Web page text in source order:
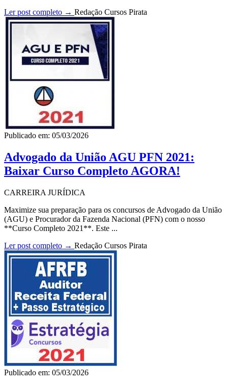
Ler post completo → Redação Cursos Pirata
Publicado em: 05/03/2026
Advogado da União AGU PFN 2021:
Baixar Curso Completo AGORA!
CARREIRA JURÍDICA
Maximize sua preparação para os concursos de Advogado da União
(AGU) e Procurador da Fazenda Nacional (PFN) com o nosso
**Curso Completo 2021**. Este ...
Ler post completo → Redação Cursos Pirata
Publicado em: 05/03/2026